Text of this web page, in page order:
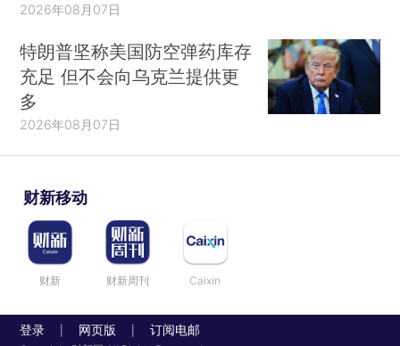
2026年08月07日
特朗普坚称美国防空弹药库存
充足 但不会向乌克兰提供更
多
2026年08月07日
财新移动
财新 财新周刊 Caixin
登录 网页版 订阅电邮